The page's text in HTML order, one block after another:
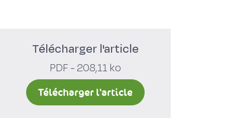
Télécharger l'article
PDF - 208,11 ko
Télécharger l'article